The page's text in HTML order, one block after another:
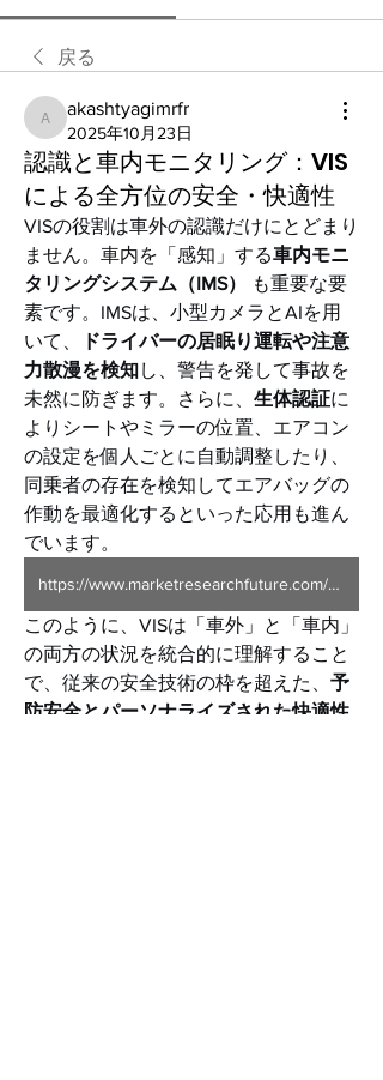
戻る
akashtyagimrfr
akashtyagimrfr
2025年10月23日
認識と車内モニタリング：VIS
による全方位の安全・快適性
VISの役割は車外の認識だけにとどまり
ません。車内を「感知」する車内モニ
タリングシステム（IMS）
も重要な要
素です。IMSは、小型カメラとAIを用
いて、
ドライバーの居眠り運転や注意
力散漫を検知し、警告を発して事故を
未然に防ぎます。さらに、 生体認証に
よりシートやミラーの位置、エアコン
の設定を個人ごとに自動調整したり、
同乗者の存在を検知してエアバッグの
作動を最適化するといった応用も進ん
でいます。
https://www.marketresearchfuture.com/reports/vehicle-intelligence-system-market-2447
このように、VISは「車外」と「車内」
の両方の状況を統合的に理解すること
で、従来の安全技術の枠を超えた、 予
防安全とパーソナライズされた快適性